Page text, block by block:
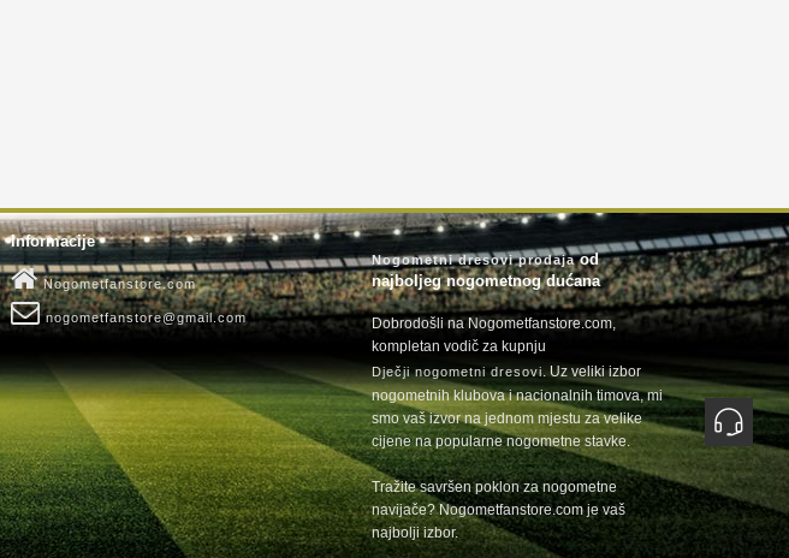
Informacije
Nogometfanstore.com
nogometfanstore@gmail.com
Nogometni dresovi prodajaod
najboljeg nogometnog dućana
Dobrodošli na Nogometfanstore.com,
kompletan vodič za kupnju
Dječji nogometni dresovi. Uz veliki izbor
nogometnih klubova i nacionalnih timova, mi
smo vaš izvor na jednom mjestu za velike
cijene na popularne nogometne stavke.
Tražite savršen poklon za nogometne
navijače? Nogometfanstore.com je vaš
najbolji izbor.